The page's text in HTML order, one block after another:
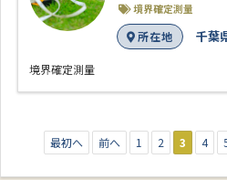
境界確定測量
所在地 千葉
境界確定測量
最初へ 前へ 1 2 3 4